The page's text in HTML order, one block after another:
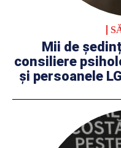
Mii de
consiliere
și persoanele